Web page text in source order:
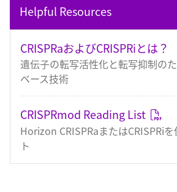
Helpful Resources
CRISPRaおよびCRISPRiとは？
遺伝子の転写活性化と転写抑制の
ベース技術
CRISPRmod Reading List
Horizon CRISPRaまたはCRISPRi
ト